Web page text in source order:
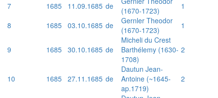
7 1685 11.09.1685 de
(1670-1723)
1
8
1685 03.10.1685 de
Gernler Theodor
(1670-1723)
1
9 1685 30.10.1685 de
Micheli du Crest
Barthélemy (1630-
1708)
2
10 1685 27.11.1685 de
Dautun Jean-
Antoine (~1645-
ap.1719)
2